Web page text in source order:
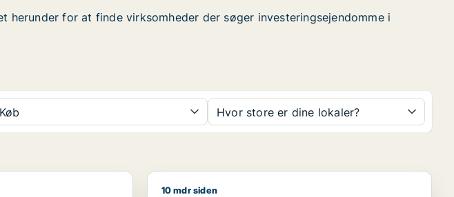
herunder for at finde virksomheder der søger investeringsejendomme i
Køb Hvor store er dine lokaler?
til salg i Region Midtjylland eller Mariager
Kenneth søger hotel til salg i Region Sydjylland,
10 mdr siden